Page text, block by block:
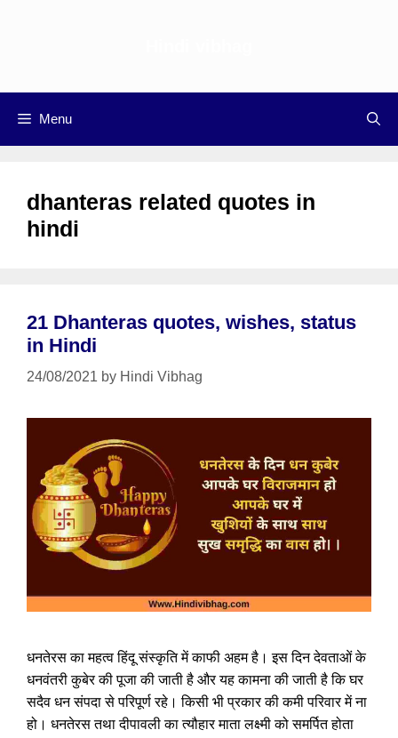
Menu
dhanteras related quotes in
hindi
21 Dhanteras quotes, wishes, status
in Hindi
24/08/2021 by Hindi Vibhag
धनतेरस का महत्व हिंदू संस्कृति में काफी अहम है। इस दिन देवताओं के
धनवंतरी कुबेर की पूजा की जाती है और यह कामना की जाती है कि घर
सदैव धन संपदा से परिपूर्ण रहे। किसी भी प्रकार की कमी परिवार में ना
हो। धनतेरस तथा दीपावली का त्यौहार माता लक्ष्मी को समर्पित होता